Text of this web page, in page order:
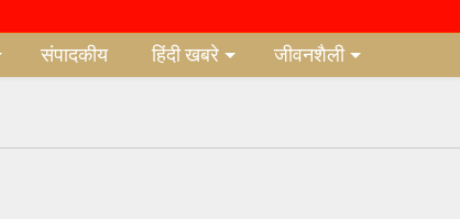
संपादकीय हिंदी खबरे जीवनशैली